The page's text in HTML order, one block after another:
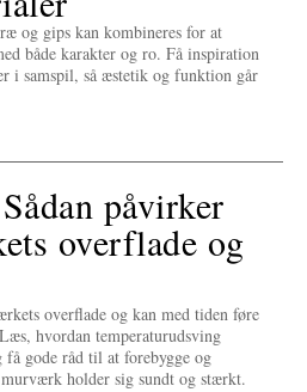
og gips kan kombineres for at
både karakter og ro. Få inspiration
i samspil, så æstetik og funktion går
påvirker
overflade og
overflade og kan med tiden føre
hvordan temperaturudsving
gode råd til at forebygge og
holder sig sundt og stærkt.